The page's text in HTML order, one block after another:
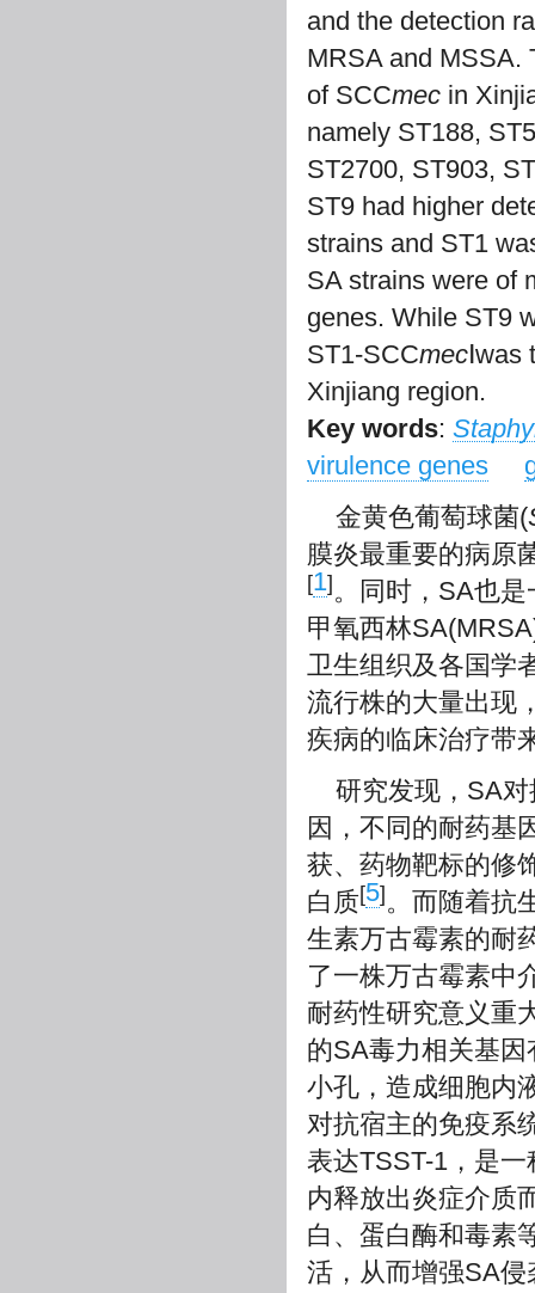
and the detection
MRSA and MSSA.
of SCCmec in
namely ST188,
ST2700, ST903,
ST9 had higher
strains and ST1
SA strains were of
genes. While ST9
ST1-SCCmec
Xinjiang region.
Key words:
virulence genes
金黄色葡萄球菌(
膜炎最重要的病原
[1]。同时，SA也
甲氧西林
卫生组织及各国学
流行株的大量出现
疾病的临床治疗带
研究发现，SA
因，不同的耐药基
获、药物靶标的修
白质[5]。而随着抗
生素万古霉素的耐
了一株万古霉素中
耐药性研究意义重
的SA毒力相关基因
小孔，造成细胞内
对抗宿主的免疫系
表达TSST-1，是
内释放出炎症介质
白、蛋白酶和毒素
活，从而增强SA